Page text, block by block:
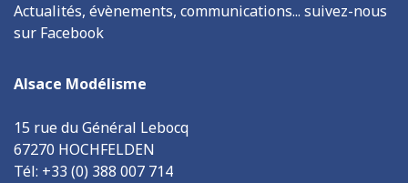
Actualités, évènements, communications... suivez-nous
sur Facebook
Alsace Modélisme
15 rue du Général Lebocq
67270 HOCHFELDEN
Tél: +33 (0) 388 007 714